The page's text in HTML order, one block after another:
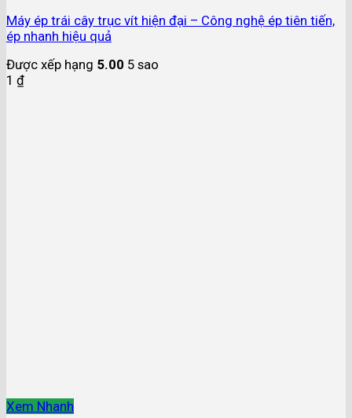
Máy ép trái cây trục vít hiện đại – Công nghệ ép tiên tiến,
ép nhanh hiệu quả
Được xếp hạng 5.00 5 sao
1 ₫
Xem Nhanh